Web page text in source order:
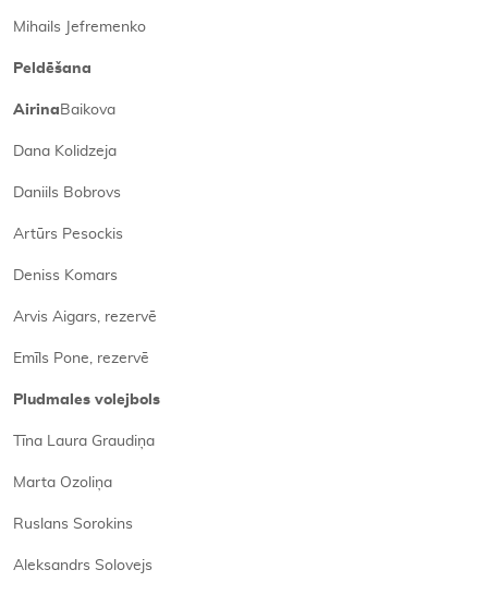
Mihails Jefremenko
Peldēšana
Airina Baikova
Dana Kolidzeja
Daniils Bobrovs
Artūrs Pesockis
Deniss Komars
Arvis Aigars, rezervē
Emīls Pone, rezervē
Pludmales volejbols
Tīna Laura Graudiņa
Marta Ozoliņa
Ruslans Sorokins
Aleksandrs Solovejs